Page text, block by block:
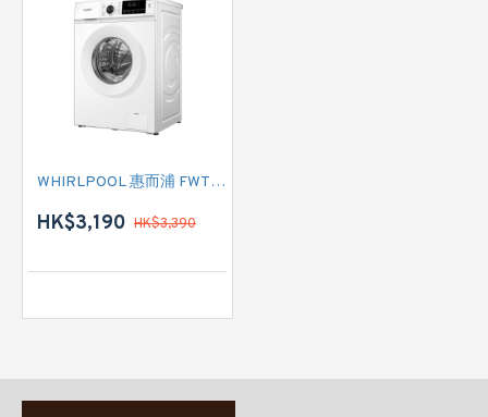
WHIRLPOOL 惠而浦 FWTB7002GWF 前置式洗衣機 (7公斤,1200 轉/分鐘)
HK$3,190 HK$3,390